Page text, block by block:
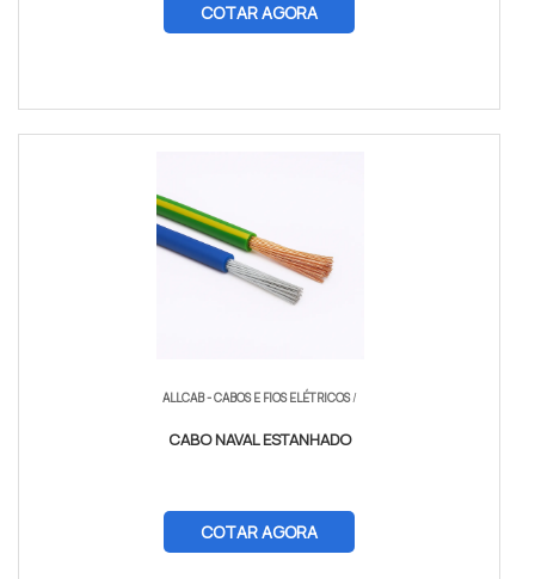
COTAR AGORA
ALLCAB - CABOS E FIOS ELÉTRICOS/
CABO NAVAL ESTANHADO
COTAR AGORA